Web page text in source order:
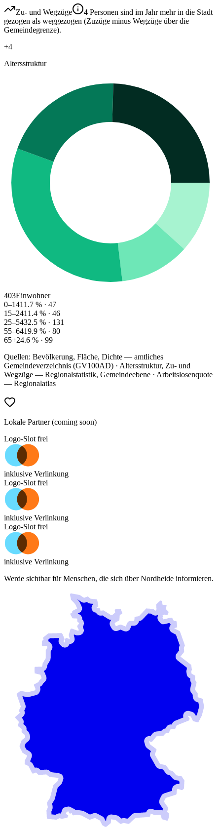
Zu- und Wegzüge
4 Personen sind im Jahr mehr in die Stadt
gezogen als weggezogen (Zuzüge minus Wegzüge über die
Gemeindegrenze).
+4
Altersstruktur
403Einwohner
0–1411.7 % · 47
15–2411.4 % · 46
25–5432.5 % · 131
55–6419.9 % · 80
65+24.6 % · 99
Quellen: Bevölkerung, Fläche, Dichte — amtliches
Gemeindeverzeichnis (GV100AD) · Altersstruktur, Zu- und
Wegzüge — Regionalstatistik, Gemeindeebene · Arbeitslosenquote
— Regionalatlas
Lokale Partner (coming soon)
Logo-Slot frei
inklusive Verlinkung
Logo-Slot frei
inklusive Verlinkung
Logo-Slot frei
inklusive Verlinkung
Werde sichtbar für Menschen, die sich überNordheide informieren.